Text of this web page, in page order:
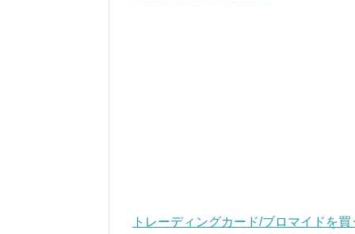
トレーディングカード/ブロマイドを